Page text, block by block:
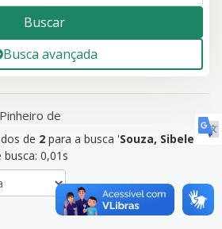
Buscar
Busca avançada
de
de 2 para a busca 'Souza, Sibele
0,01s